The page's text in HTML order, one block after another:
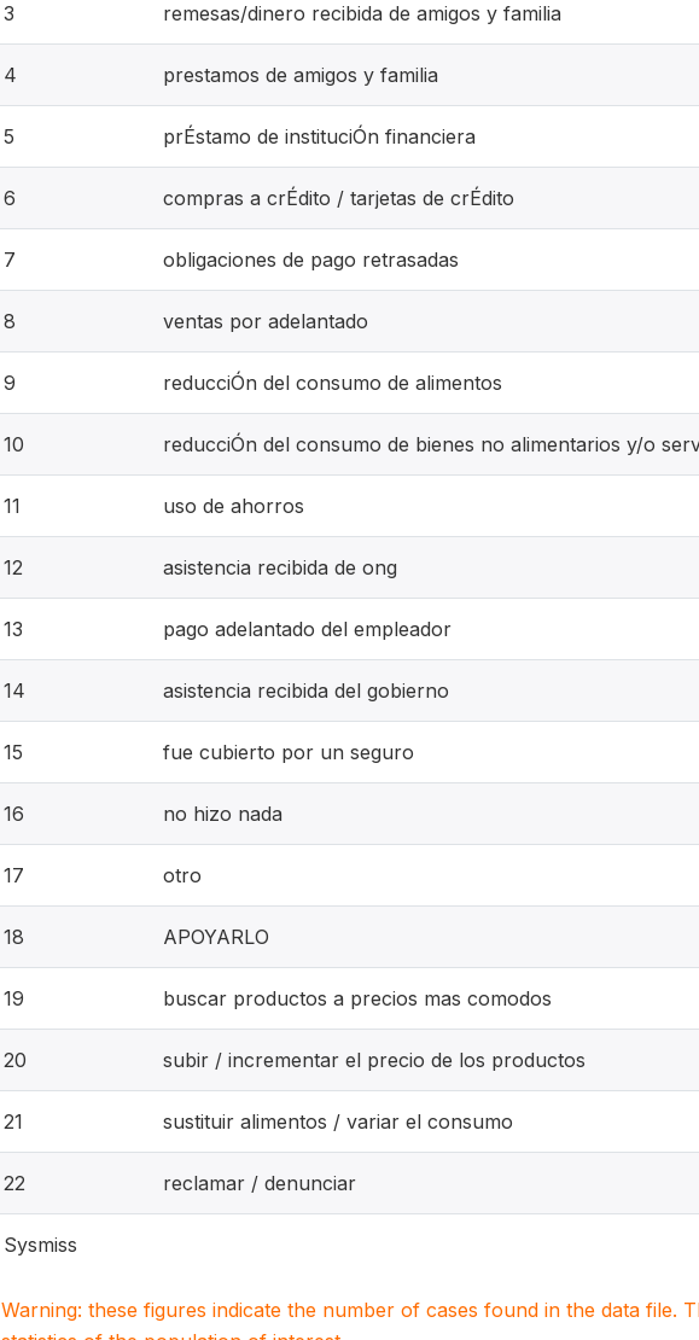
3 remesas/dinero recibida de amigos y familia
4 prestamos de amigos y familia
5 prÉstamo de instituciÓn financiera
6 compras a crÉdito / tarjetas de crÉdito
7 obligaciones de pago retrasadas
8 ventas por adelantado
9 reducciÓn del consumo de alimentos
10 reducciÓn del consumo de bienes no alimentarios y/o
11 uso de ahorros
12 asistencia recibida de ong
13 pago adelantado del empleador
14 asistencia recibida del gobierno
15 fue cubierto por un seguro
16 no hizo nada
17 otro
18 APOYARLO
19 buscar productos a precios mas comodos
20 subir / incrementar el precio de los productos
21 sustituir alimentos / variar el consumo
22 reclamar / denunciar
Sysmiss
Warning: these figures indicate the number of cases found in the data file.